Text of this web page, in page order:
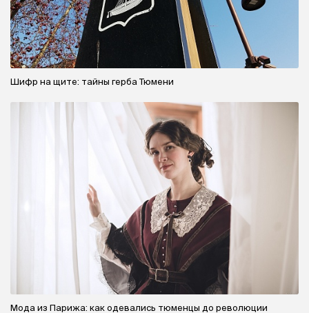
Шифр на щите: тайны герба Тюмени
Мода из Парижа: как одевались тюменцы до революции